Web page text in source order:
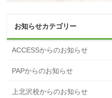
お知らせカテゴリー
ACCESSからのお知らせ
PAPからのお知らせ
上北沢校からのお知らせ